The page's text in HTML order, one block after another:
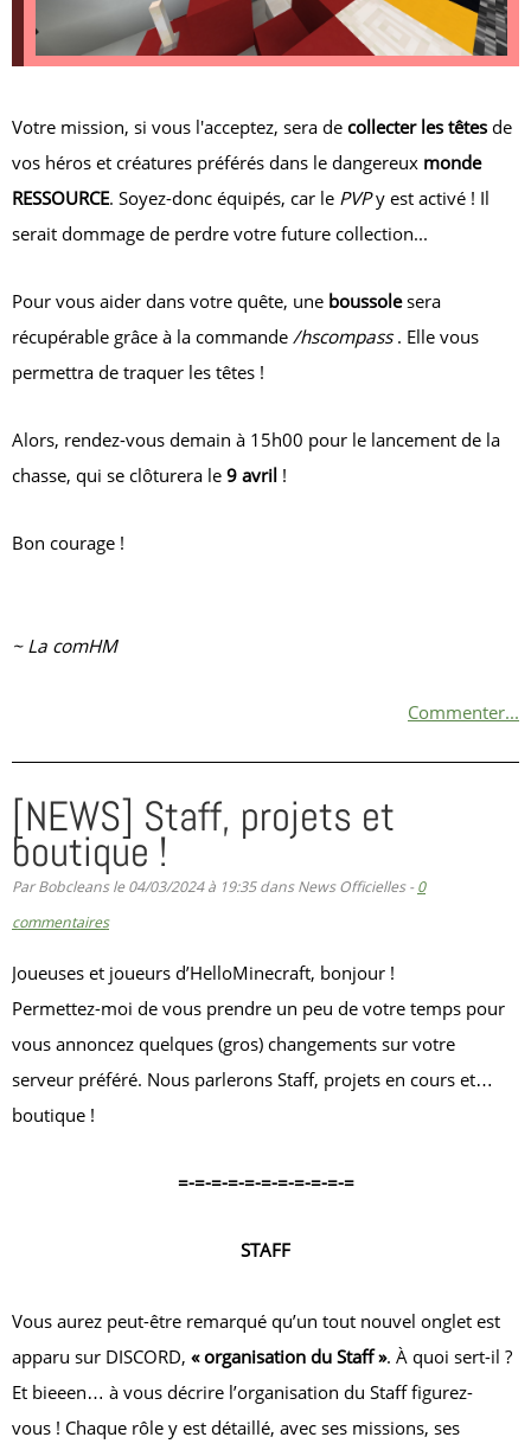
Votre mission, si vous l'acceptez, sera de collecter les têtes de
vos héros et créatures préférés dans le dangereux monde
RESSOURCE. Soyez-donc équipés, car le PVPy est activé ! Il
serait dommage de perdre votre future collection...
Pour vous aider dans votre quête, une boussolesera
récupérable grâce à la commande /hscompass. Elle vous
permettra de traquer les têtes !
Alors, rendez-vous demain à 15h00 pour le lancement de la
chasse, qui se clôturera le 9 avril !
Bon courage !
~ La comHM
Commenter...
[NEWS] Staff, projets et
boutique !
Par Bobcleans le 04/03/2024 à 19:35 dans News Officielles -0
commentaires
Joueuses et joueurs d’HelloMinecraft, bonjour !
Permettez-moi de vous prendre un peu de votre temps pour
vous annoncez quelques (gros) changements sur votre
serveur préféré. Nous parlerons Staff, projets en cours et…
boutique !
=-=-=-=-=-=-=-=-=-=-=
STAFF
Vous aurez peut-être remarqué qu’un tout nouvel onglet est
apparu sur DISCORD, « organisation du Staff ». À quoi sert-il ?
Et bieeen… à vous décrire l’organisation du Staff figurez-
vous ! Chaque rôle y est détaillé, avec ses missions, ses